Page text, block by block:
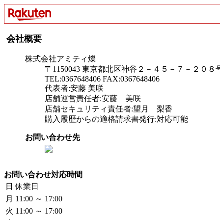
会社概要
株式会社アミティ燦
〒1150043 東京都北区神谷２－４５－７－２０８
TEL:0367648406 FAX:0367648406
代表者:安藤 美咲
店舗運営責任者:安藤 美咲
店舗セキュリティ責任者:望月 梨香
購入履歴からの適格請求書発行:対応可能
お問い合わせ先
お問い合わせ対応時間
日 休業日
月 11:00 ～ 17:00
火 11:00 ～ 17:00